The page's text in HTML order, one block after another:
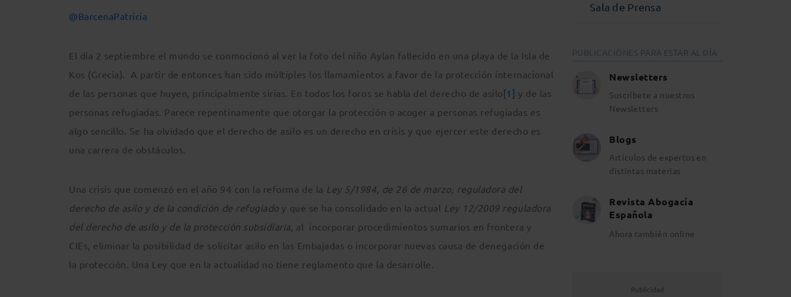
@BarcenaPatricia
El día 2 septiembre el mundo se conmocionó al ver la foto del niño Aylan fallecido en una playa de la Isla de
Kos (Grecia). A partir de entonces han sido múltiples los llamamientos a favor de la protección internacional
de las personas que huyen, principalmente sirias. En todos los foros se habla del derecho de asilo[1] y de las
personas refugiadas. Parece repentinamente que otorgar la protección o acoger a personas refugiadas es
algo sencillo. Se ha olvidado que el derecho de asilo es un derecho en crisis y que ejercer este derecho es
una carrera de obstáculos.
Una crisis que comenzó en el año 94 con la reforma de la Ley 5/1984, de 26 de marzo, reguladora del
derecho de asilo y de la condición de refugiadoy que se ha consolidado en la actual Ley 12/2009 reguladora
del derecho de asilo y de la protección subsidiaria, al incorporar procedimientos sumarios en frontera y
CIEs, eliminar la posibilidad de solicitar asilo en las Embajadas o incorporar nuevas causa de denegación de
la protección. Una Ley que en la actualidad no tiene reglamento que la desarrolle.
Sala de Prensa
PUBLICACIONES PARA ESTAR AL DÍA
Newsletters
Suscríbete a nuestros
Newsletters
Blogs
Artículos de expertos en
distintas materias
Revista Abogacía
Española
Ahora también online
Publicidad